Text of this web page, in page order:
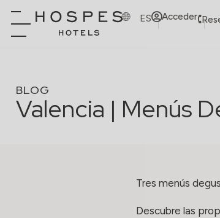
ES Acceder
BLOG
Valencia | Menús
Tres menús
Descubre las